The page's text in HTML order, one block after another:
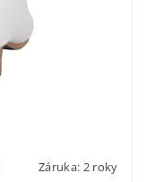
Záruka: 2 roky